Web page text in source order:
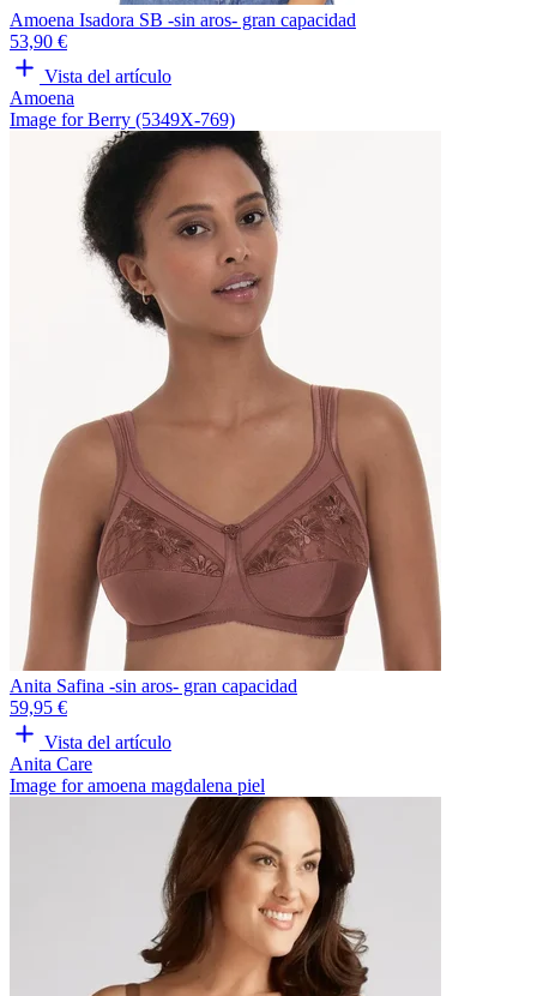
Amoena Isadora SB -sin aros- gran capacidad
53,90 €
Vista del artículo
Amoena
Image for Berry (5349X-769)
Anita Safina -sin aros- gran capacidad
59,95 €
Vista del artículo
Anita Care
Image for amoena magdalena piel